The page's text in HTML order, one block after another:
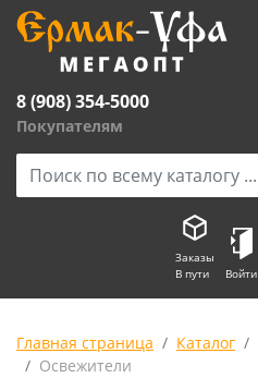
8 (908) 354-5000
Покупателям
Заказы
В пути
Войти
Главная страница Каталог
Освежители